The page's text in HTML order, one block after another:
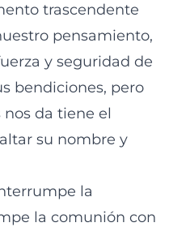
trascendente
pensamiento,
y seguridad de
bendiciones, pero
da tiene el
su nombre y
la
la comunión con